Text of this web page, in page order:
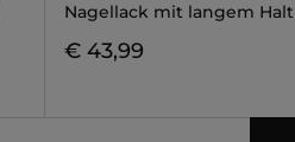
Nagellack mit langem Halt
€ 43,99